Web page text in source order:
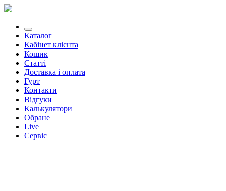
Каталог
Кабінет клієнта
Кошик
Статті
Доставка і оплата
Гурт
Контакти
Відгуки
Калькулятори
Обране
Live
Сервіс